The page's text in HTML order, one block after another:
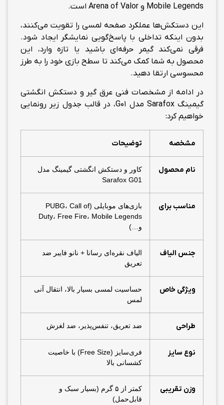
Mobile Legends و Arena of Valor است.
این دستکش‌ها عملکرد صفحه لمسی را تقویت می‌کنند،
بدون اینکه تداخلی با پاسخ‌گویی نمایشگر ایجاد شود.
فرقی نمی‌کند گیمر حرفه‌ای باشید یا تازه وارد، این
محصول به شما کمک می‌کند تا سطح بازی خود را به طرز
محسوسی ارتقا دهید.
در ادامه از مشخصات فنی عرق گیر و دستکش انگشتی
گیمینگ Sarafox مدل G01، در قالب جدول زیر رونمایی
خواهیم کرد:
مشخصه توضیحات
نام محصول
کاور و دستکش انگشتی گیمینگ مدل
Sarafox G01
مناسب برای
بازی‌های موبایلی (PUBG، Call of
Duty، Free Fire، Mobile Legends
و…)
جنس الیاف
الیاف نقره‌ای رسانا + نانو فایبر ضد
تعریق
ویژگی خاص
حساسیت لمسی بسیار بالا، انتقال آنی
لمس
طراحی ضد تعریق، تنفس‌پذیر، ضد لغزش
نوع سایز
فری‌سایز (Free Size) با خاصیت
کشسانی بالا
وزن تقریبی
کمتر از ۵ گرم (بسیار سبک و
قابل‌حمل)